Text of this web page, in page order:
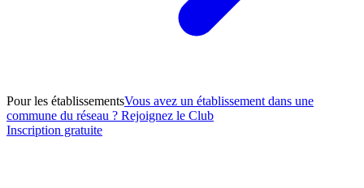
Pour les établissementsVous avez un établissement dans une
commune du réseau ? Rejoignez le Club
Inscription gratuite